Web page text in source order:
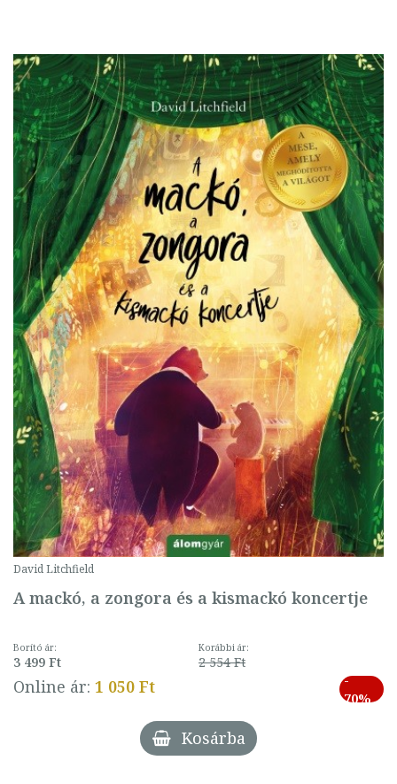
David Litchfield
A mackó, a zongora és a kismackó koncertje
Borító ár:
3 499 Ft
Korábbi ár:
2 554 Ft
Online ár: 1 050 Ft
-
70%
Kosárba